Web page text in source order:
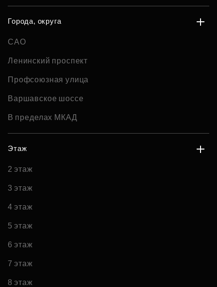
Города, округа
САО
Ленинский проспект
Профсоюзная улица
Варшавское шоссе
В пределах МКАД
Этаж
2 этаж
3 этаж
4 этаж
5 этаж
6 этаж
7 этаж
8 этаж